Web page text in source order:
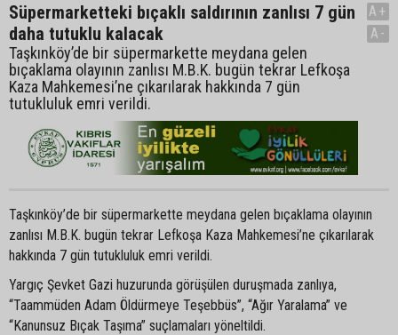
Süpermarketteki bıçaklı saldırının zanlısı 7 gün
daha tutuklu kalacak
Taşkınköy’de bir süpermarkette meydana gelen
bıçaklama olayının zanlısı M.B.K. bugün tekrar Lefkoşa
Kaza Mahkemesi’ne çıkarılarak hakkında 7 gün
tutukluluk emri verildi.
A+
A-
Taşkınköy’de bir süpermarkette meydana gelen bıçaklama olayının
zanlısı M.B.K. bugün tekrar Lefkoşa Kaza Mahkemesi’ne çıkarılarak
hakkında 7 gün tutukluluk emri verildi.
Yargıç Şevket Gazi huzurunda görüşülen duruşmada zanlıya,
“Taammüden Adam Öldürmeye Teşebbüs”, “Ağır Yaralama” ve
“Kanunsuz Bıçak Taşıma” suçlamaları yöneltildi.